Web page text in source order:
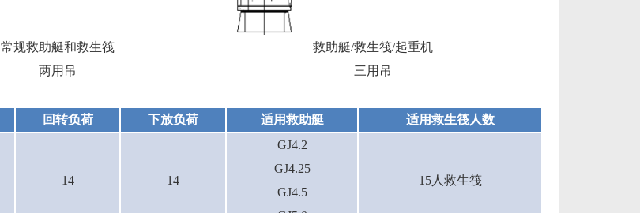
常规救助艇和救生筏
两用吊
救助艇/救生筏/起重机
三用吊
回转负荷 下放负荷 适用救助艇 适用救生筏人数
14 14
GJ4.2
GJ4.25
GJ4.5
15人救生筏